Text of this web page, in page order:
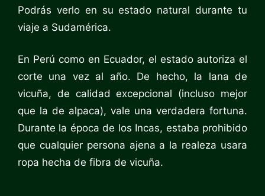
Podrás verlo en su estado natural durante tu
viaje a Sudamérica.
En Perú como en Ecuador, el estado autoriza el
corte una vez al año. De hecho, la lana de
vicuña, de calidad excepcional (incluso mejor
que la de alpaca), vale una verdadera fortuna.
Durante la época de los Incas, estaba prohibido
que cualquier persona ajena a la realeza usara
ropa hecha de fibra de vicuña.